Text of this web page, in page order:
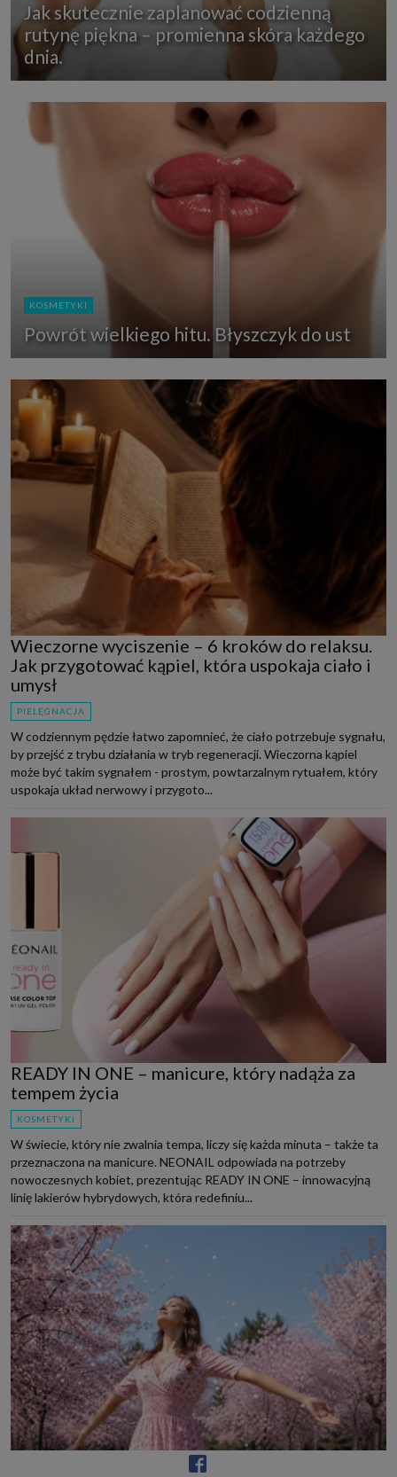
Jak skutecznie zaplanować codzienną
rutynę piękna – promienna skóra każdego
dnia.
KOSMETYKI
Powrót wielkiego hitu. Błyszczyk do ust
Wieczorne wyciszenie – 6 kroków do relaksu.
Jak przygotować kąpiel, która uspokaja ciało i
umysł
PIELĘGNACJA
W codziennym pędzie łatwo zapomnieć, że ciało potrzebuje sygnału,
by przejść z trybu działania w tryb regeneracji. Wieczorna kąpiel
może być takim sygnałem - prostym, powtarzalnym rytuałem, który
uspokaja układ nerwowy i przygoto...
READY IN ONE – manicure, który nadąża za
tempem życia
KOSMETYKI
W świecie, który nie zwalnia tempa, liczy się każda minuta – także ta
przeznaczona na manicure. NEONAIL odpowiada na potrzeby
nowoczesnych kobiet, prezentując READY IN ONE – innowacyjną
linię lakierów hybrydowych, która redefiniu...